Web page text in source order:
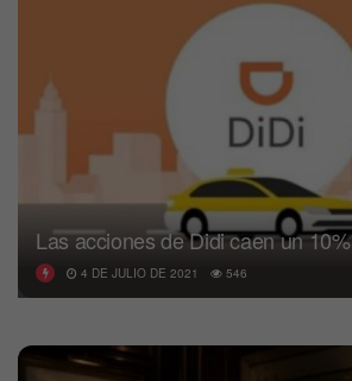
Las acciones de Didi caen un 10%
4 DE JULIO DE 2021 546